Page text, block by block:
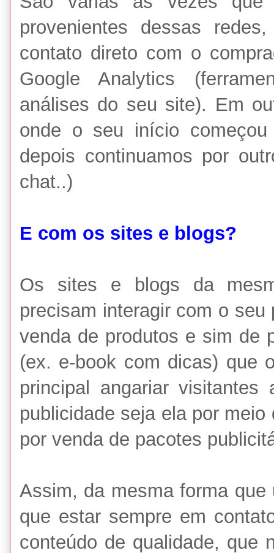
provenientes dessas
contato direto com o
Google Analytics
análises do seu site). Em
onde o seu início
depois continuamos por
chat..)
E com os sites e blogs?
Os sites e blogs da
precisam interagir com o
venda de produtos e sim de
(ex. e-book com dicas) que
principal angariar
publicidade seja ela por
por venda de pacotes
Assim, da mesma forma
que estar sempre em
conteúdo de qualidade, que